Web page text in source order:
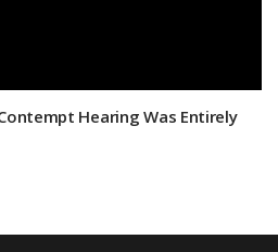
Hearing Was Entirely